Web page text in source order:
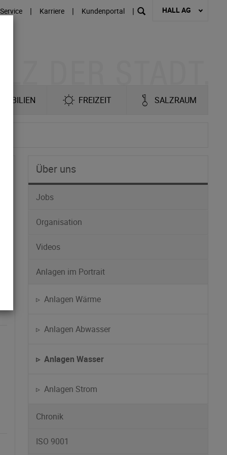
Service | Karriere | Kundenportal | HALL AG
FREIZEIT SALZRAUM
Über uns
Jobs
Organisation
Videos
Anlagen im Portrait
▹ Anlagen Wärme
▹ Anlagen Abwasser
▹ Anlagen Wasser
▹ Anlagen Strom
Chronik
ISO 9001